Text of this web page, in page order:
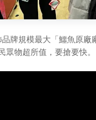
牌規模最大「鱷魚原廠
眾物超所值，要搶要快。